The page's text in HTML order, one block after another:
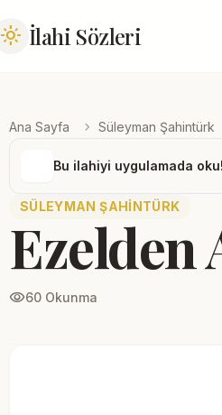
light_mode İlahi Sözleri
Ana Sayfa chevron_right Süleyman Şahintürk
Bu ilahiyi uygulamada oku!
SÜLEYMAN ŞAHINTÜRK
Ezelden
visibility60 Okunma